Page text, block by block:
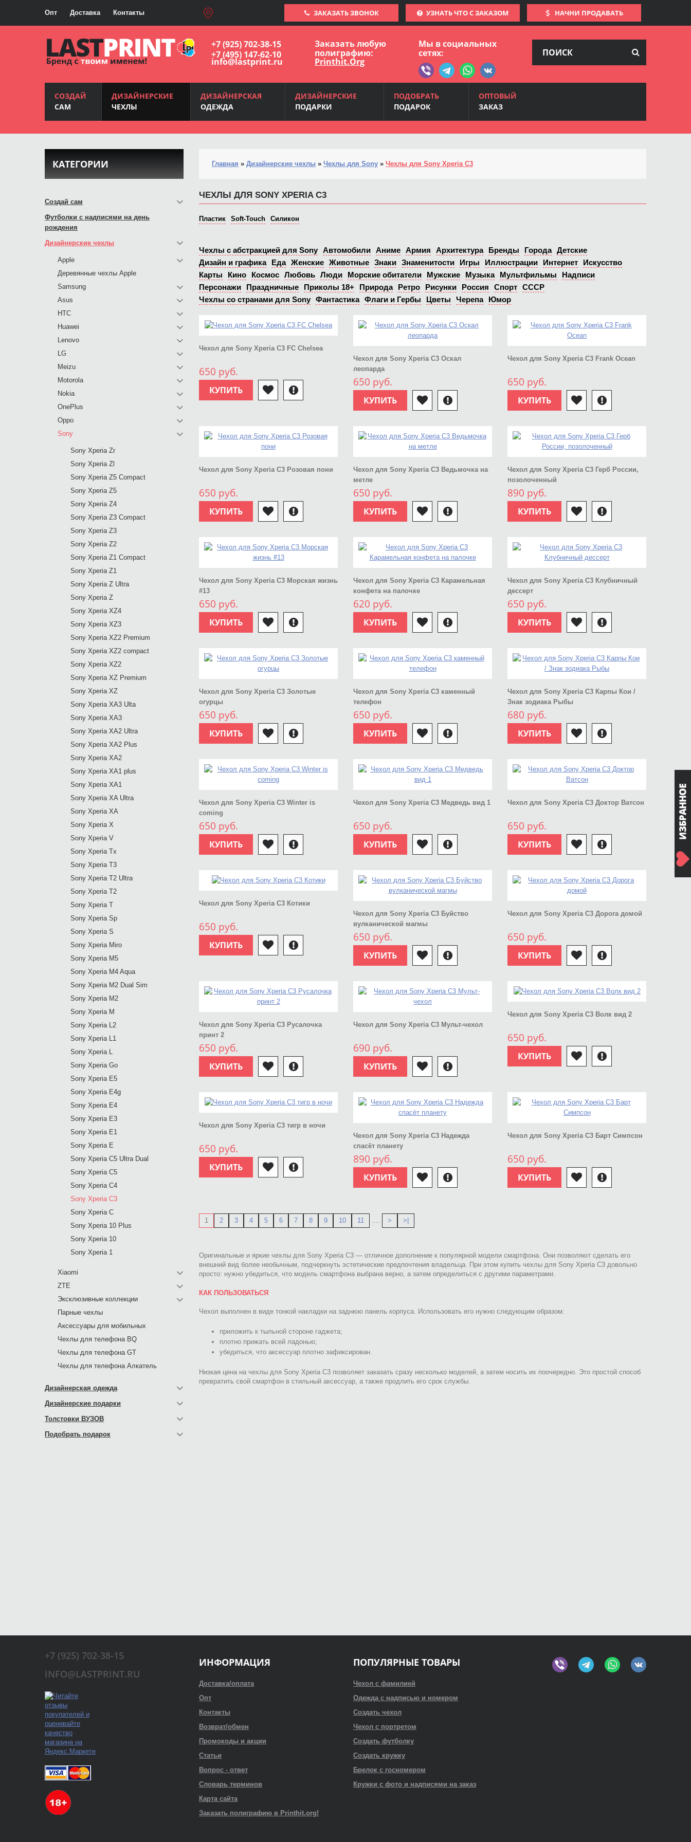
Опт Доставка Контакты ЗАКАЗАТЬ ЗВОНОК УЗНАТЬ ЧТО С ЗАКАЗОМ НАЧНИ ПРОДАВАТЬ
+7 (925) 702-38-15
+7 (495) 147-62-10
info@lastprint.ru
Заказать любую
полиграфию:
Printhit.Org
Мы в социальных
сетях:
СОЗДАЙ
САМ
ДИЗАЙНЕРСКИЕ
ЧЕХЛЫ
ДИЗАЙНЕРСКАЯ
ОДЕЖДА
ДИЗАЙНЕРСКИЕ
ПОДАРКИ
ПОДОБРАТЬ
ПОДАРОК
ОПТОВЫЙ
ЗАКАЗ
Главная » Дизайнерские чехлы » Чехлы для Sony » Чехлы для Sony Xperia C3
ЧЕХЛЫ ДЛЯ SONY XPERIA C3
Пластик Soft-Touch Силикон
Чехлы с абстракцией для Sony Автомобили Аниме Армия Архитектура Бренды Города Детские
Дизайн и графика
Еда Женские Животные Знаки Знаменитости Игры Иллюстрации Интернет
Искусство
Карты
Кино Космос Любовь Люди Морские обитатели Мужские Музыка Мультфильмы
Надписи
Персонажи
Праздничные Приколы 18+ Природа Ретро Рисунки Россия Спорт СССР
Чехлы со странами для Sony Фантастика Флаги и Гербы Цветы Черепа Юмор
Чехол для Sony Xperia C3 FC Chelsea
650 руб.
КУПИТЬ
Чехол для Sony Xperia C3 Оскал
леопарда
650 руб.
КУПИТЬ
Чехол для Sony Xperia C3 Frank Ocean
650 руб.
КУПИТЬ
Чехол для Sony Xperia C3 Розовая пони
650 руб.
КУПИТЬ
Чехол для Sony Xperia C3 Ведьмочка на
метле
650 руб.
КУПИТЬ
Чехол для Sony Xperia C3 Герб России,
позолоченный
890 руб.
КУПИТЬ
Чехол для Sony Xperia C3 Морская жизнь
#13
650 руб.
КУПИТЬ
Чехол для Sony Xperia C3 Карамельная
конфета на палочке
620 руб.
КУПИТЬ
Чехол для Sony Xperia C3 Клубничный
дессерт
650 руб.
КУПИТЬ
Чехол для Sony Xperia C3 Золотые
огурцы
650 руб.
КУПИТЬ
Чехол для Sony Xperia C3 каменный
телефон
650 руб.
КУПИТЬ
Чехол для Sony Xperia C3 Карпы Кои /
Знак зодиака Рыбы
680 руб.
КУПИТЬ
Чехол для Sony Xperia C3 Winter is
coming
650 руб.
КУПИТЬ
Чехол для Sony Xperia C3 Медведь вид 1
650 руб.
КУПИТЬ
Чехол для Sony Xperia C3 Доктор Ватсон
650 руб.
КУПИТЬ
Чехол для Sony Xperia C3 Котики
650 руб.
КУПИТЬ
Чехол для Sony Xperia C3 Буйство
вулканической магмы
650 руб.
КУПИТЬ
Чехол для Sony Xperia C3 Дорога домой
650 руб.
КУПИТЬ
Чехол для Sony Xperia C3 Русалочка
принт 2
650 руб.
КУПИТЬ
Чехол для Sony Xperia C3 Мульт-чехол
690 руб.
КУПИТЬ
Чехол для Sony Xperia C3 Волк вид 2
650 руб.
КУПИТЬ
Чехол для Sony Xperia C3 тигр в ночи
650 руб.
КУПИТЬ
Чехол для Sony Xperia C3 Надежда
спасёт планету
890 руб.
КУПИТЬ
Чехол для Sony Xperia C3 Барт Симпсон
650 руб.
КУПИТЬ
1 2 3 4 5 6 7 8 9 10 11 .... > >|
Оригинальные и яркие чехлы для Sony Xperia C3 — отличное дополнение к популярной модели смартфона. Они позволяют сделать его
внешний вид более необычным, подчеркнуть эстетические предпочтения владельца. При этом купить чехлы для Sony Xperia C3 довольно
просто: нужно убедиться, что модель смартфона выбрана верно, а затем определиться с другими параметрами.
КАК ПОЛЬЗОВАТЬСЯ
Чехол выполнен в виде тонкой накладки на заднюю панель корпуса. Использовать его нужно следующим образом:
приложить к тыльной стороне гаджета;
плотно прижать всей ладонью;
убедиться, что аксессуар плотно зафиксирован.
Низкая цена на чехлы для Sony Xperia C3 позволяет заказать сразу несколько моделей, а затем носить их поочередно. Это простой способ
превратить свой смартфон в стильный аксессуар, а также продлить его срок службы.
КАТЕГОРИИ
Создай сам
Футболки с надписями на день
рождения
Дизайнерские чехлы
Apple
Деревянные чехлы Apple
Samsung
Asus
HTC
Huawei
Lenovo
LG
Meizu
Motorola
Nokia
OnePlus
Oppo
Sony
Sony Xperia Zr
Sony Xperia Zl
Sony Xperia Z5 Compact
Sony Xperia Z5
Sony Xperia Z4
Sony Xperia Z3 Compact
Sony Xperia Z3
Sony Xperia Z2
Sony Xperia Z1 Compact
Sony Xperia Z1
Sony Xperia Z Ultra
Sony Xperia Z
Sony Xperia XZ4
Sony Xperia XZ3
Sony Xperia XZ2 Premium
Sony Xperia XZ2 compact
Sony Xperia XZ2
Sony Xperia XZ Premium
Sony Xperia XZ
Sony Xperia XA3 Ulta
Sony Xperia XA3
Sony Xperia XA2 Ultra
Sony Xperia XA2 Plus
Sony Xperia XA2
Sony Xperia XA1 plus
Sony Xperia XA1
Sony Xperia XA Ultra
Sony Xperia XA
Sony Xperia X
Sony Xperia V
Sony Xperia Tx
Sony Xperia T3
Sony Xperia T2 Ultra
Sony Xperia T2
Sony Xperia T
Sony Xperia Sp
Sony Xperia S
Sony Xperia Miro
Sony Xperia M5
Sony Xperia M4 Aqua
Sony Xperia M2 Dual Sim
Sony Xperia M2
Sony Xperia M
Sony Xperia L2
Sony Xperia L1
Sony Xperia L
Sony Xperia Go
Sony Xperia E5
Sony Xperia E4g
Sony Xperia E4
Sony Xperia E3
Sony Xperia E1
Sony Xperia E
Sony Xperia C5 Ultra Dual
Sony Xperia C5
Sony Xperia C4
Sony Xperia C3
Sony Xperia C
Sony Xperia 10 Plus
Sony Xperia 10
Sony Xperia 1
Xiaomi
ZTE
Эксклюзивные коллекции
Парные чехлы
Аксессуары для мобильных
Чехлы для телефона BQ
Чехлы для телефона GT
Чехлы для телефона Алкатель
Дизайнерская одежда
Дизайнерские подарки
Толстовки ВУЗОВ
Подобрать подарок
+7 (925) 702-38-15
INFO@LASTPRINT.RU
ИНФОРМАЦИЯ
Доставка/оплата
Опт
Контакты
Возврат/обмен
Промокоды и акции
Статьи
Вопрос - ответ
Словарь терминов
Карта сайта
Заказать полиграфию в Printhit.org!
ПОПУЛЯРНЫЕ ТОВАРЫ
Чехол с фамилией
Одежда с надписью и номером
Создать чехол
Чехол с портретом
Создать футболку
Создать кружку
Брелок с госномером
Кружки с фото и надписями на заказ